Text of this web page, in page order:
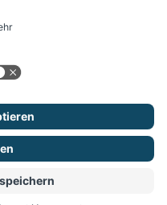
vorbehalten.
Datenschutz